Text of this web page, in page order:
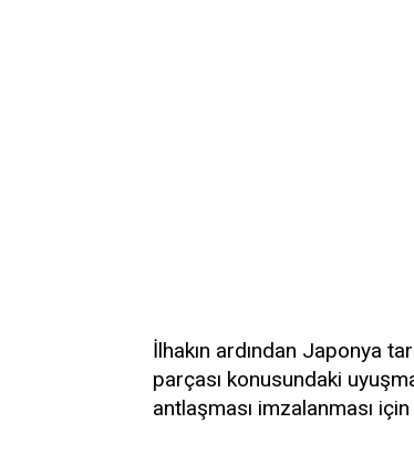
İlhakın ardından Japonya
parçası konusundaki
antlaşması imzalanması